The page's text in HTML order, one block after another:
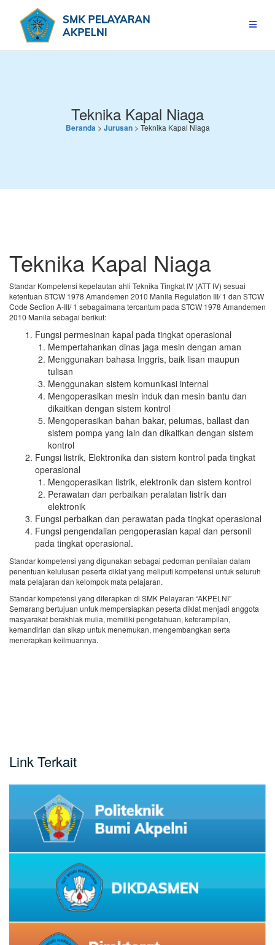
content
Teknika Kapal Niaga
Beranda > Jurusan> Teknika Kapal Niaga
Teknika Kapal Niaga
Standar Kompetensi kepelautan ahli Teknika Tingkat IV (ATT IV) sesuai
ketentuan STCW 1978 Amandemen 2010 Manila Regulation III/ 1 dan STCW
Code Section A-III/ 1 sebagaimana tercantum pada STCW 1978 Amandemen
2010 Manila sebagai berikut:
Fungsi permesinan kapal pada tingkat operasional
Mempertahankan dinas jaga mesin dengan aman
Menggunakan bahasa Inggris, baik lisan maupun
tulisan
Menggunakan sistem komunikasi internal
Mengoperasikan mesin induk dan mesin bantu dan
dikaitkan dengan sistem kontrol
Mengoperasikan bahan bakar, pelumas, ballast dan
sistem pompa yang lain dan dikaitkan dengan sistem
kontrol
Fungsi listrik, Elektronika dan sistem kontrol pada tingkat
operasional
Mengoperasikan listrik, elektronik dan sistem kontrol
Perawatan dan perbaikan peralatan listrik dan
elektronik
Fungsi perbaikan dan perawatan pada tingkat operasional
Fungsi pengendalian pengoperasian kapal dan personil
pada tingkat operasional.
Standar kompetensi yang digunakan sebagai pedoman penilaian dalam
penentuan kelulusan peserta diklat yang meliputi kompetensi untuk seluruh
mata pelajaran dan kelompok mata pelajaran.
Standar kompetensi yang diterapkan di SMK Pelayaran “AKPELNI”
Semarang bertujuan untuk mempersiapkan peserta diklat menjadi anggota
masyarakat berakhlak mulia, memiliki pengetahuan, keterampilan,
kemandirian dan sikap untuk menemukan, mengembangkan serta
menerapkan keilmuannya.
Link Terkait